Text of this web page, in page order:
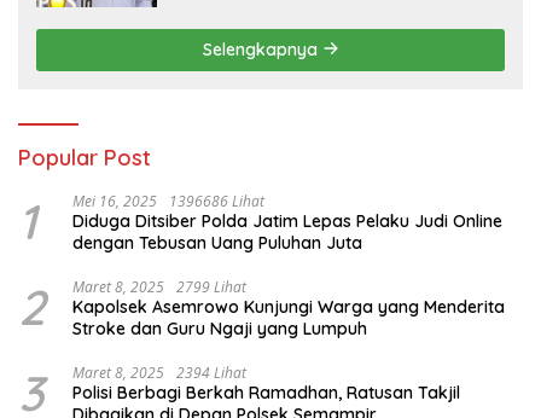
Selengkapnya
Popular Post
1 Mei 16, 2025 1396686 Lihat
Diduga Ditsiber Polda Jatim Lepas Pelaku Judi Online
dengan Tebusan Uang Puluhan Juta
2 Maret 8, 2025 2799 Lihat
Kapolsek Asemrowo Kunjungi Warga yang Menderita
Stroke dan Guru Ngaji yang Lumpuh
3 Maret 8, 2025 2394 Lihat
Polisi Berbagi Berkah Ramadhan, Ratusan Takjil